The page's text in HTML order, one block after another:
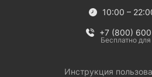
10:00 –
+7 (800)
Бесплатно
Инструкция